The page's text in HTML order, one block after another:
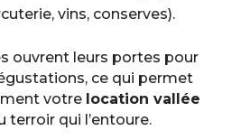
vins, conserves).
ouvrent leurs portes pour
ce qui permet
votre location vallée
terroir qui l’entoure.